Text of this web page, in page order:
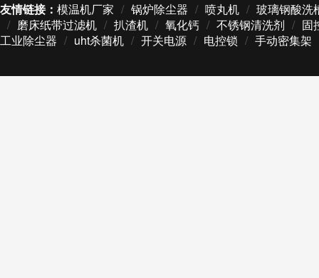
友情链接： 模温机厂家 / 锅炉除尘器 / 喷丸机 / 玻璃钢酸洗
/ 磨床纸带过滤机 / 扒渣机 / 氧化钙 / 不锈钢清洗剂 / 固
工业除尘器 / uht杀菌机 / 开关电源 / 电控锁 / 手动密集架